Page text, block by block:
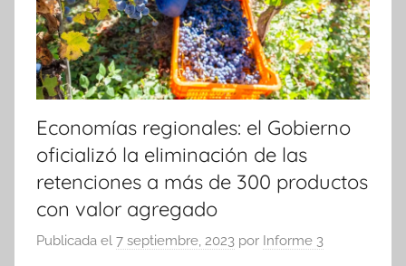
Economías regionales: el Gobierno
oficializó la eliminación de las
retenciones a más de 300 productos
con valor agregado
Publicada el 7 septiembre, 2023 por Informe 3